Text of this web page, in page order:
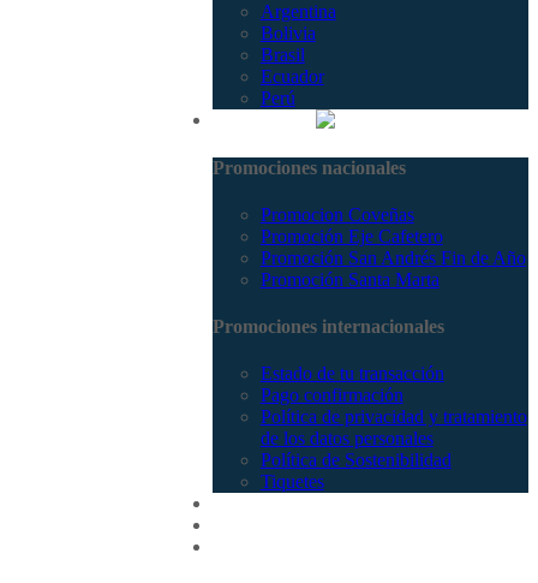
Argentina
Bolivia
Brasil
Ecuador
Perú
Promociones nacionales
Promocion Coveñas
Promoción Eje Cafetero
Promoción San Andrés Fin de Año
Promoción Santa Marta
Promociones internacionales
Estado de tu transacción
Pago confirmación
Política de privacidad y tratamiento
de los datos personales
Política de Sostenibilidad
Tiquetes